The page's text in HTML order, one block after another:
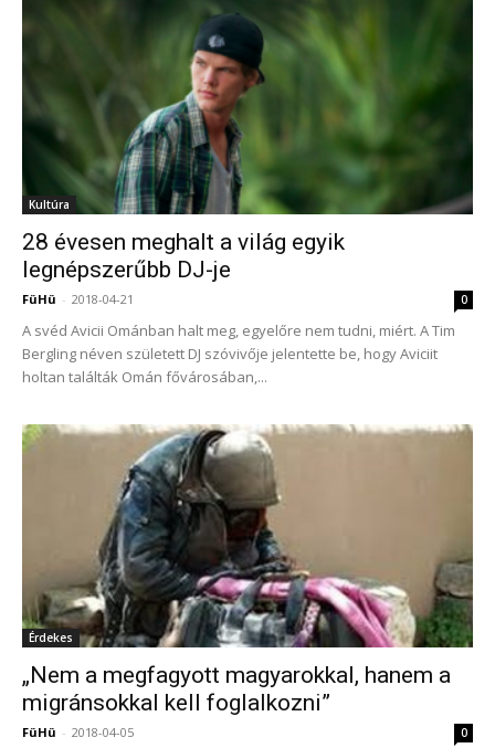
Kultúra
28 évesen meghalt a világ egyik
legnépszerűbb DJ-je
FüHü - 2018-04-21 0
A svéd Avicii Ománban halt meg, egyelőre nem tudni, miért. A Tim
Bergling néven született DJ szóvivője jelentette be, hogy Aviciit
holtan találták Omán fővárosában,...
Érdekes
„Nem a megfagyott magyarokkal, hanem a
migránsokkal kell foglalkozni”
FüHü - 2018-04-05 0